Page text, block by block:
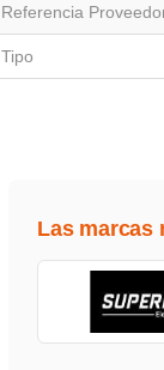
Referencia
Tipo
Las marcas